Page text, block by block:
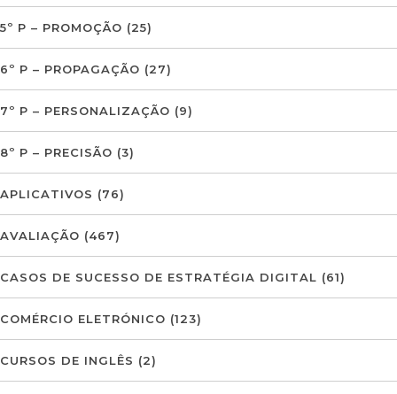
5º P – PROMOÇÃO (25)
6º P – PROPAGAÇÃO (27)
7º P – PERSONALIZAÇÃO (9)
8º P – PRECISÃO (3)
APLICATIVOS (76)
AVALIAÇÃO (467)
CASOS DE SUCESSO DE ESTRATÉGIA DIGITAL (61)
COMÉRCIO ELETRÓNICO (123)
CURSOS DE INGLÊS (2)